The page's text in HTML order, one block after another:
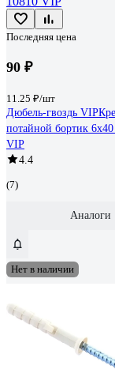
Последняя цена
90 ₽
11.25 ₽/шт
Дюбель-гвоздь
потайной бортик
VIP
4.4
(7)
Аналоги
Нет в наличии